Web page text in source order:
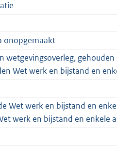
onopgemaakt
wetgevingsoverleg,
Wet werk en bijstand en
Wet werk en bijstand en
werk en bijstand en enkele